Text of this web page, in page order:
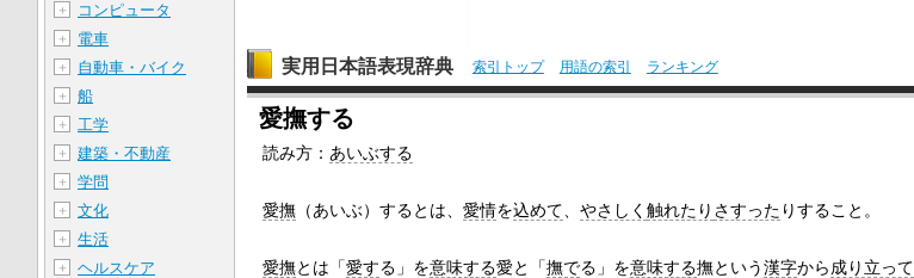
実用日本語表現辞典 索引トップ 用語の索引 ランキング
愛撫する
読み方： あいぶする
愛撫（あいぶ）するとは、 愛情を込めて やさしく 触れたり さすった りすること。
愛撫とは「愛する」を意味する愛と「撫でる」を意味する撫という漢字から成り立って
＋ コンピュータ
＋ 電車
＋ 自動車・バイク
＋ 船
＋ 工学
＋ 建築・不動産
＋ 学問
＋ 文化
＋ 生活
＋ ヘルスケア